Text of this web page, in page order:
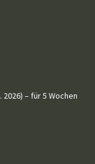
– für 5 Wochen